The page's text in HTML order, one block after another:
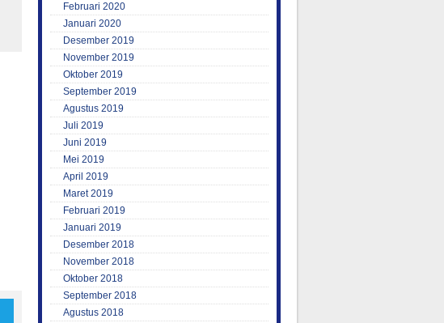
Februari 2020
Januari 2020
Desember 2019
November 2019
Oktober 2019
September 2019
Agustus 2019
Juli 2019
Juni 2019
Mei 2019
April 2019
Maret 2019
Februari 2019
Januari 2019
Desember 2018
November 2018
Oktober 2018
September 2018
Agustus 2018